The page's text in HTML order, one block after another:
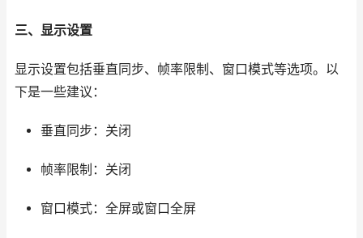
三、显示设置
显示设置包括垂直同步、帧率限制、窗口模式等选项。以
下是一些建议：
垂直同步：关闭
帧率限制：关闭
窗口模式：全屏或窗口全屏